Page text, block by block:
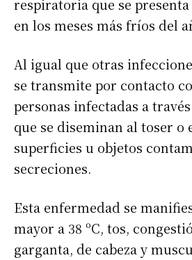
respiratoria que se
en los meses más fríos del
Al igual que otras
se transmite por contacto
personas infectadas a
que se diseminan al toser o
superficies u objetos
secreciones.
Esta enfermedad se
mayor a 38 ºC, tos,
garganta, de cabeza y